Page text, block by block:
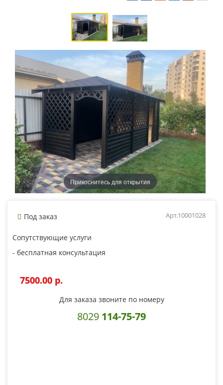
Прикоснитесь для открытия
Под заказ Арт.10001028
Сопутствующие услуги
- бесплатная консультация
7500.00 p.
Для заказа звоните по номеру
8029 114-75-79